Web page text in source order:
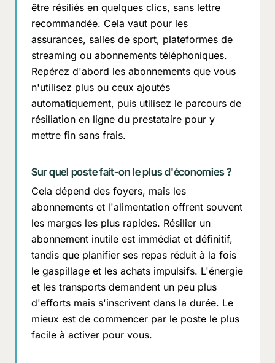
être résiliés en quelques clics, sans lettre
recommandée. Cela vaut pour les
assurances, salles de sport, plateformes de
streaming ou abonnements téléphoniques.
Repérez d'abord les abonnements que vous
n'utilisez plus ou ceux ajoutés
automatiquement, puis utilisez le parcours de
résiliation en ligne du prestataire pour y
mettre fin sans frais.
Sur quel poste fait-on le plus d'économies ?
Cela dépend des foyers, mais les
abonnements et l'alimentation offrent souvent
les marges les plus rapides. Résilier un
abonnement inutile est immédiat et définitif,
tandis que planifier ses repas réduit à la fois
le gaspillage et les achats impulsifs. L'énergie
et les transports demandent un peu plus
d'efforts mais s'inscrivent dans la durée. Le
mieux est de commencer par le poste le plus
facile à activer pour vous.